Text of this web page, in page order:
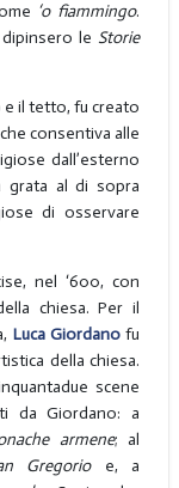
‘o fiammingo.
dipinsero leStorie
il tetto, fu creato
consentiva alle
dall’esterno
grata al di sopra
di osservare
nel ‘600, con
chiesa. Per il
Luca Giordano fu
della chiesa.
scene
da Giordano: a
armene; al
Gregorio e, a